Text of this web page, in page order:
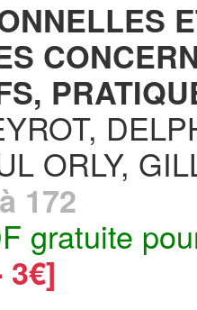
ORLY,
172
gratuite